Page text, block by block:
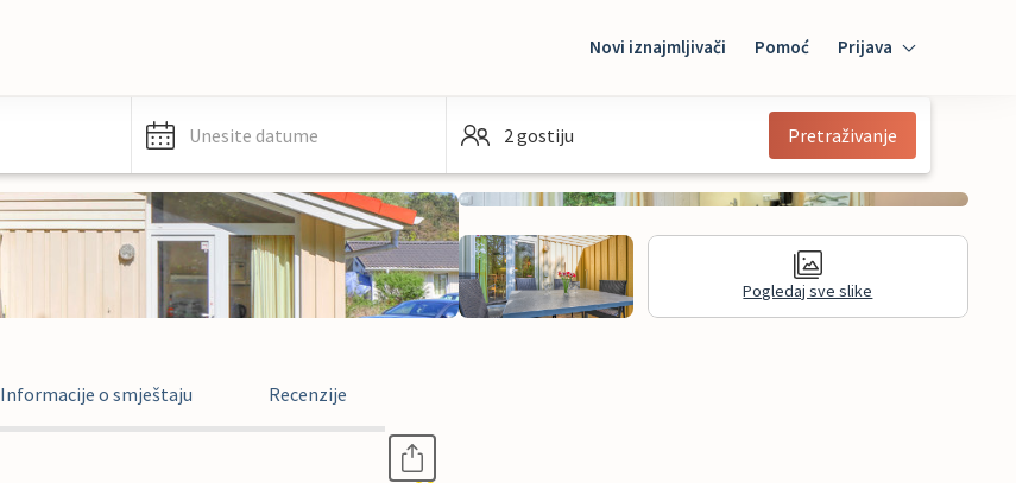
Novi iznajmljivači Pomoć Prijava
Mybooking
Unesite datume 2 gostiju Pretraživanje
Pogledaj sve slike
Informacije o smještaju Recenzije